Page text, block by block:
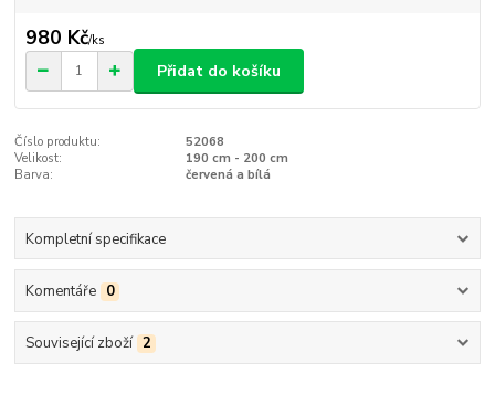
980 Kč/ks
Přidat do košíku
Číslo produktu:
52068
Velikost:
190 cm - 200 cm
Barva:
červená a bílá
Kompletní specifikace
Komentáře 0
Související zboží 2